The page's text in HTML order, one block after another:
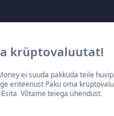
krüptovaluutat!
ei suuda pakkuda teile
eriteenust Paku oma
Võtame teiega ühendust.